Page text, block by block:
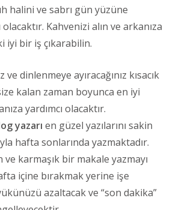
halini ve sabrı gün yüzüne
olacaktır. Kahvenizi alın ve arkanıza
iyi bir iş çıkarabilin.
dinlenmeye ayıracağınız kısacık
kalan zaman boyunca en iyi
yardımcı olacaktır.
yazarı en güzel yazılarını sakin
hafta sonlarında yazmaktadır.
ve karmaşık bir makale yazmayı
içine bırakmak yerine işe
azaltacak ve “son dakika”